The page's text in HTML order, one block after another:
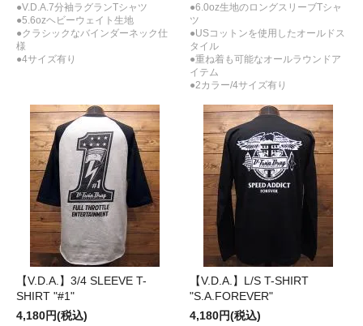
●V.D.A.7分袖ラグランTシャツ
●5.6ozヘビーウェイト生地
●クラシックなバインダーネック仕
様
●4サイズ有り
●6.0oz生地のロングスリーブTシャ
ツ
●USコットンを使用したオールドス
タイル
●重ね着も可能なオールラウンドア
イテム
●2カラー/4サイズ有り
【V.D.A.】3/4 SLEEVE T-
SHIRT "#1"
4,180円(税込)
【V.D.A.】L/S T-SHIRT
"S.A.FOREVER"
4,180円(税込)